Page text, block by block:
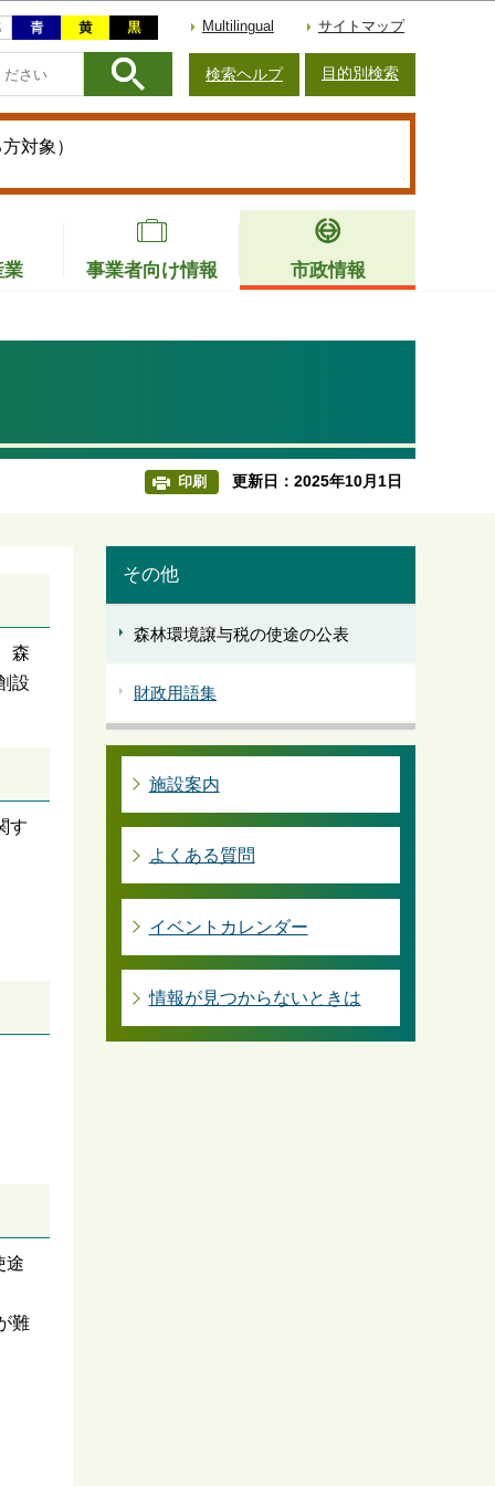
Multilingual サイトマップ
検索ヘルプ 目的別検索
対象）
業 事業者向け情報 市政情報
印刷 更新日：2025年10月1日
森
設
す
途
難
その他
森林環境譲与税の使途の公表
財政用語集
施設案内
よくある質問
イベントカレンダー
情報が見つからないときは